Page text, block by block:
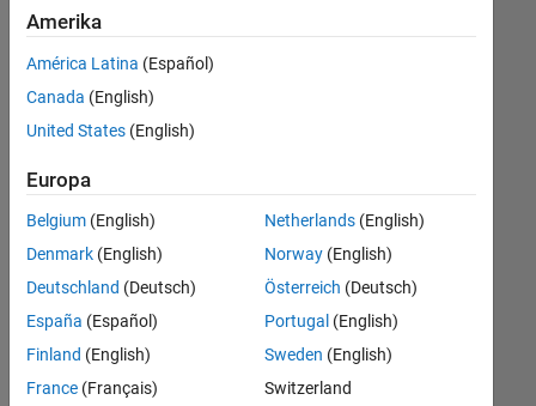
Business Model Team
Human Resources
Derzeit
es
keine
offenen
Stellen,
Ihren
Suchkriterien
entsprechen.
können
die
Suchkriterien
weiter
fassen
Amerika
América Latina (Español)
Canada (English)
United States (English)
Europa
Belgium (English)
Denmark (English)
Deutschland (Deutsch)
España (Español)
Finland (English)
France (Français)
Netherlands(English)
Norway(English)
Österreich (Deutsch)
Portugal (English)
Sweden (English)
Switzerland